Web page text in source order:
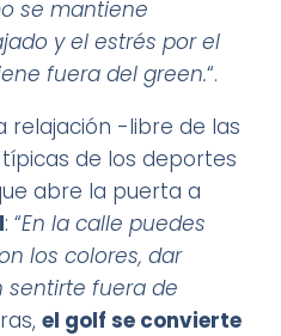
se mantiene
y el estrés por el
fuera del green.“.
relajación -libre de las
de los deportes
abre la puerta a
: “En la calle puedes
los colores, dar
sentirte fuera de
el golf se convierte